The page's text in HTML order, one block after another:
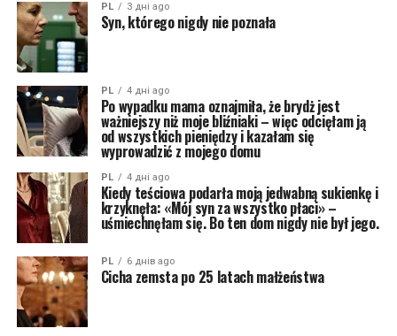
PL 3 дні ago
Syn, którego nigdy nie poznała
PL 4 дні ago
Po wypadku mama oznajmiła, że brydż jest
ważniejszy niż moje bliźniaki – więc odcięłam ją
od wszystkich pieniędzy i kazałam się
wyprowadzić z mojego domu
PL 4 дні ago
Kiedy teściowa podarła moją jedwabną sukienkę i
krzyknęła: «Mój syn za wszystko płaci» –
uśmiechnęłam się. Bo ten dom nigdy nie był jego.
PL 6 днів ago
Cicha zemsta po 25 latach małżeństwa